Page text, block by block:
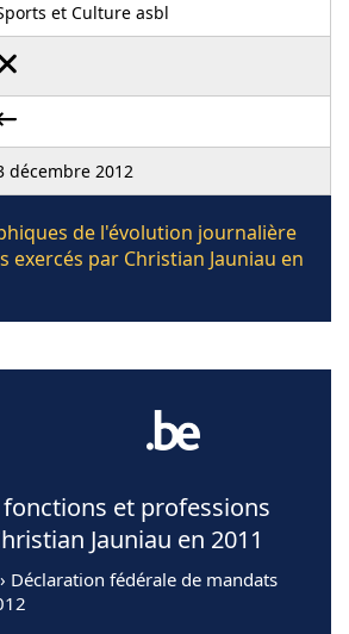
et Culture asbl
décembre 2012
de l'évolution journalière
exercés par Christian Jauniau en
et professions
Jauniau en 2011
Déclaration fédérale de mandats